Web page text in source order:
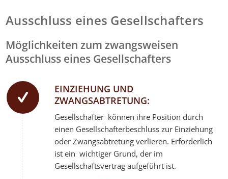
Ausschluss eines Gesellschafters
Möglichkeiten zum zwangsweisen
Ausschluss eines Gesellschafters
EINZIEHUNG UND
ZWANGSABTRETUNG:
Gesellschafter können ihre Position durch
einen Gesellschafterbeschluss zur Einziehung
oder Zwangsabtretung verlieren. Erforderlich
ist ein wichtiger Grund, der im
Gesellschaftsvertrag aufgeführt ist.